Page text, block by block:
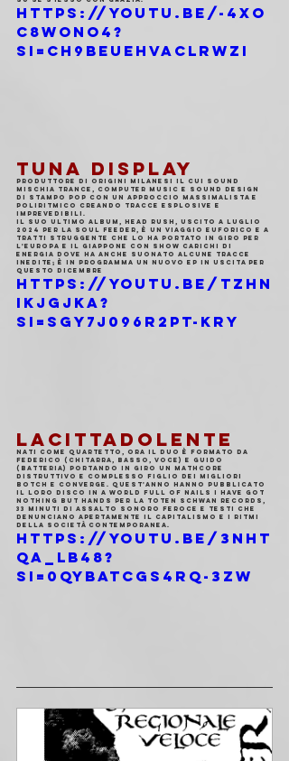
https://youtu.be/-4Xo
c8WoNO4?
si=Ch9BEueHvaClRWZi
TUNA DISPLAY
Produttore di origini milanesi il cui sound
mischia trance, computer music e sound design
di stampo pop con un approccio massimalista e
poliritmico creando tracce esplosive e
imprevedibili.
Il suo ultimo album, Head Rush, uscito a luglio
2024 per la Soul Feeder, è un viaggio euforico e a
tratti struggente che lo ha portato in giro per
l'Europa e il Giappone con show carichi di
energia dove ha anche suonato alcune tracce
inedite; è in programma un nuovo EP in uscita per
questo Dicembre
https://youtu.be/tZHN
iKJgjKA?
si=SGy7J096r2pt-Kry
LACITTADOLENTE
Nati come quartetto, ora il duo è formato da
Federico (chitarra, basso, voce) e Guido
(batteria) portando in giro un mathcore
distruttivo e complesso figlio dei migliori
Botch e Converge. Quest'anno hanno pubblicato
il loro disco In a World full of Nails I have got
nothing but Hands per la Toten Schwan Records,
33 minuti di assalto sonoro feroce e testi che
denunciano apertamente il capitalismo e i ritmi
della società contemporanea.
https://youtu.be/3NhT
qa_lb48?
si=0qybATcGS4rq-3zw